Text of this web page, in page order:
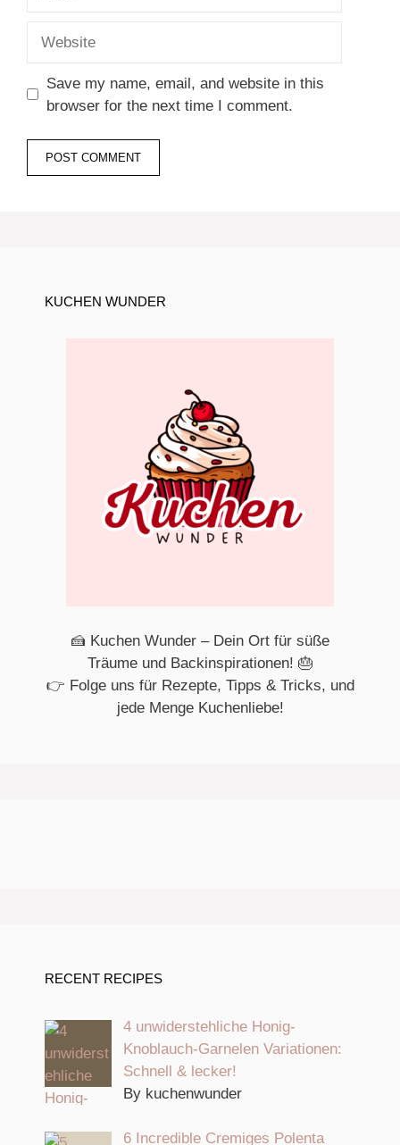
Save my name, email, and website in this
browser for the next time I comment.
KUCHEN WUNDER
🍰 Kuchen Wunder – Dein Ort für süße
Träume und Backinspirationen! 🎂
👉 Folge uns für Rezepte, Tipps & Tricks, und
jede Menge Kuchenliebe!
RECENT RECIPES
4 unwiderstehliche Honig-
Knoblauch-Garnelen Variationen:
Schnell & lecker!
By kuchenwunder
6 Incredible Cremiges Polenta